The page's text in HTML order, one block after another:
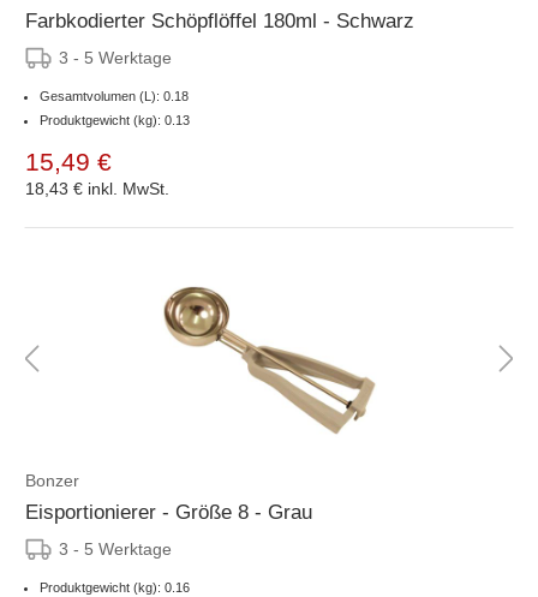
Farbkodierter Schöpflöffel 180ml - Schwarz
3 - 5 Werktage
Gesamtvolumen (L): 0.18
Produktgewicht (kg): 0.13
15,49 €
18,43 € inkl. MwSt.
Bonzer
Eisportionierer - Größe 8 - Grau
3 - 5 Werktage
Produktgewicht (kg): 0.16